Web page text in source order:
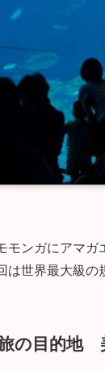
モンガにアマ
は世界最大級
の目的地